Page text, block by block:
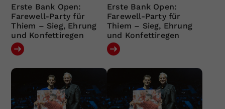
Erste Bank Open:
Farewell-Party für
Thiem – Sieg, Ehrung
und Konfettiregen
Erste Bank Open:
Farewell-Party für
Thiem – Sieg, Ehrung
und Konfettiregen